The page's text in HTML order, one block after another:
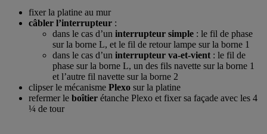
fixer la platine au mur
câbler l’interrupteur :
dans le cas d’un interrupteur simple : le fil de phase
sur la borne L, et le fil de retour lampe sur la borne 1
dans le cas d’un interrupteur va-et-vient : le fil de
phase sur la borne L, un des fils navette sur la borne 1
et l’autre fil navette sur la borne 2
clipser le mécanisme Plexo sur la platine
refermer le boîtier étanche Plexo et fixer sa façade avec les 4
¼ de tour